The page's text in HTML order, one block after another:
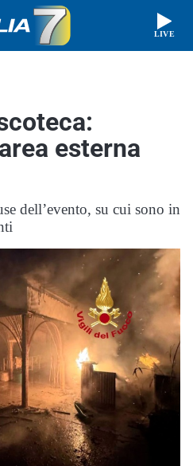
LIVE
esterna
dell’evento, su cui sono in